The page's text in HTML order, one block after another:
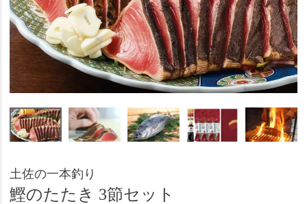
土佐の一本釣り
鰹のたたき 3節セット